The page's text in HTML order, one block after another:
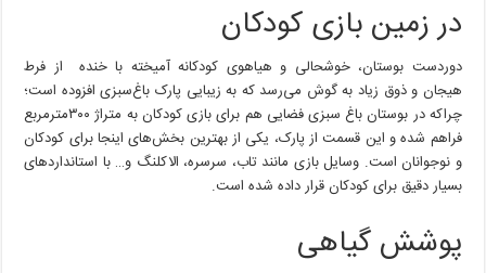
در زمین بازی کودکان
دوردست بوستان، خوشحالی و هیاهوی کودکانه آمیخته با خنده از فرط
هیجان و ذوق زیاد به گوش می‌رسد که به زیبایی پارک باغ‌سبزی افزوده است؛
چراکه در بوستان باغ سبزی فضایی هم برای بازی کودکان به متراژ ۳۰۰مترمربع
فراهم شده و این قسمت از پارک، یکی از بهترین بخش‌های اینجا برای کودکان
و نوجوانان است. وسایل بازی مانند تاب، سرسره، الاکلنگ و… با استانداردهای
بسیار دقیق برای کودکان قرار داده شده‌ است.
پوشش گیاهی